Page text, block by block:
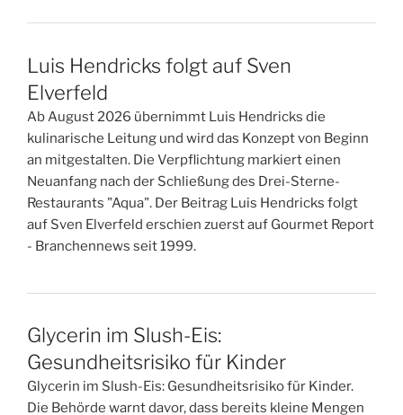
Luis Hendricks folgt auf Sven
Elverfeld
Ab August 2026 übernimmt Luis Hendricks die
kulinarische Leitung und wird das Konzept von Beginn
an mitgestalten. Die Verpflichtung markiert einen
Neuanfang nach der Schließung des Drei-Sterne-
Restaurants "Aqua". Der Beitrag Luis Hendricks folgt
auf Sven Elverfeld erschien zuerst auf Gourmet Report
- Branchennews seit 1999.
Glycerin im Slush-Eis:
Gesundheitsrisiko für Kinder
Glycerin im Slush-Eis: Gesundheitsrisiko für Kinder.
Die Behörde warnt davor, dass bereits kleine Mengen